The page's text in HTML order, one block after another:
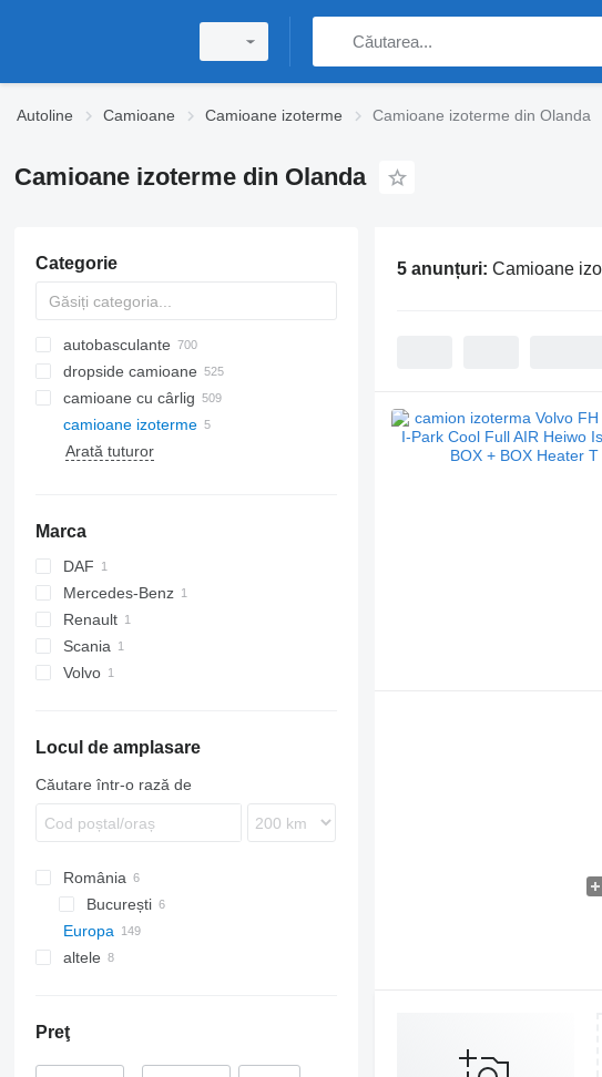
Autoline Camioane Camioane izoterme Camioane izoterme din Olanda
Camioane izoterme din Olanda
Categorie
autobasculante
dropside camioane
camioane cu cârlig
camioane izoterme
Arată tuturor
Marca
DAF
CF
Mercedes-Benz
Actros
Renault
Midlum
Scania
Volvo
Locul de amplasare
Căutare într-o rază de
România
București
București
Europa
Ungaria
altele
Preţ
5 anunțuri: Camioane